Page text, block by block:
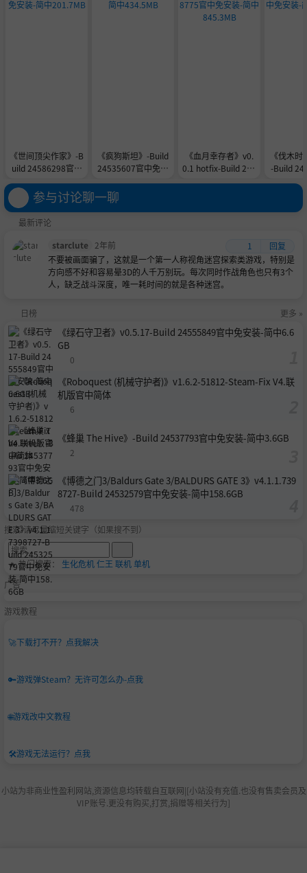
《世间顶尖作家》-B
uild 24586298官中
B
《疯狗斯坦》-Build
24535607官中免安
《血月幸存者》v0.
0.1 hotfix-Build 245
《伐木
-Build
参与讨论聊一聊
最新评论
starclute
2年前 1
回复
不要被画面骗了，这就是一个第一人称视角迷宫探索类游戏，特别是
方向感不好和容易晕3D的人千万别玩。每次同时作战角色也只有3个
人，缺乏战斗深度，唯一耗时间的就是各种迷宫。
日榜 更多 »
《绿石守卫者》v0.5.17-Build 24555849官中免安装-简中6.6
GB
0
《Roboquest (机械守护者)》v1.6.2-51812-Steam-Fix V4.联
机版官中简体
6
《蜂巢 The Hive》-Build 24537793官中免安装-简中3.6GB
2
《博德之门3/Baldurs Gate 3/BALDURS GATE 3》v4.1.1.739
8727-Build 24532579官中免安装-简中158.6GB
478
搜索-请尽量缩短关键字（如果搜不到）
🔥 热门搜索： 生化危机仁王 联机单机
广告
游戏教程
🚀下载打不开？点我解决
🔑游戏弹Steam？无许可怎么办-点我
🌐游戏改中文教程
🛠️游戏无法运行？点我
小站为非商业性盈利网站,资源信息均转载自互联网|[小站没有充值.也没有售卖会员及
VIP账号.更没有购买,打赏,捐赠等相关行为]